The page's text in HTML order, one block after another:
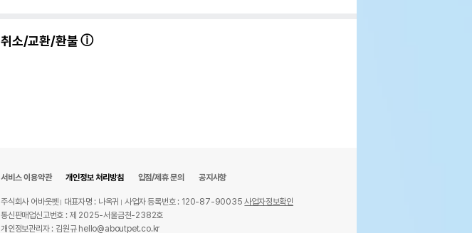
취소/교환/환불
서비스 이용약관 개인정보 처리방침 입점/제휴 문의 공지사항
주식회사 어바웃펫 대표자명 : 나옥귀 사업자 등록번호 : 120-87-90035사업자정보확인
통신판매업신고번호 : 제 2025-서울금천-2382호
개인정보관리자 : 김원규 hello@aboutpet.co.kr